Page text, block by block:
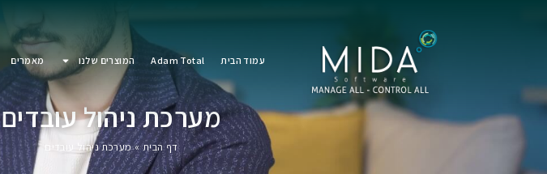
עמוד הבית Adam Total המוצרים שלנו מאמרים
מערכת ניהול עובדים
דף הבית»מערכת ניהול עובדים